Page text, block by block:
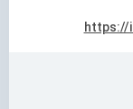
https://